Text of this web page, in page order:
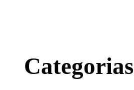
Categorias